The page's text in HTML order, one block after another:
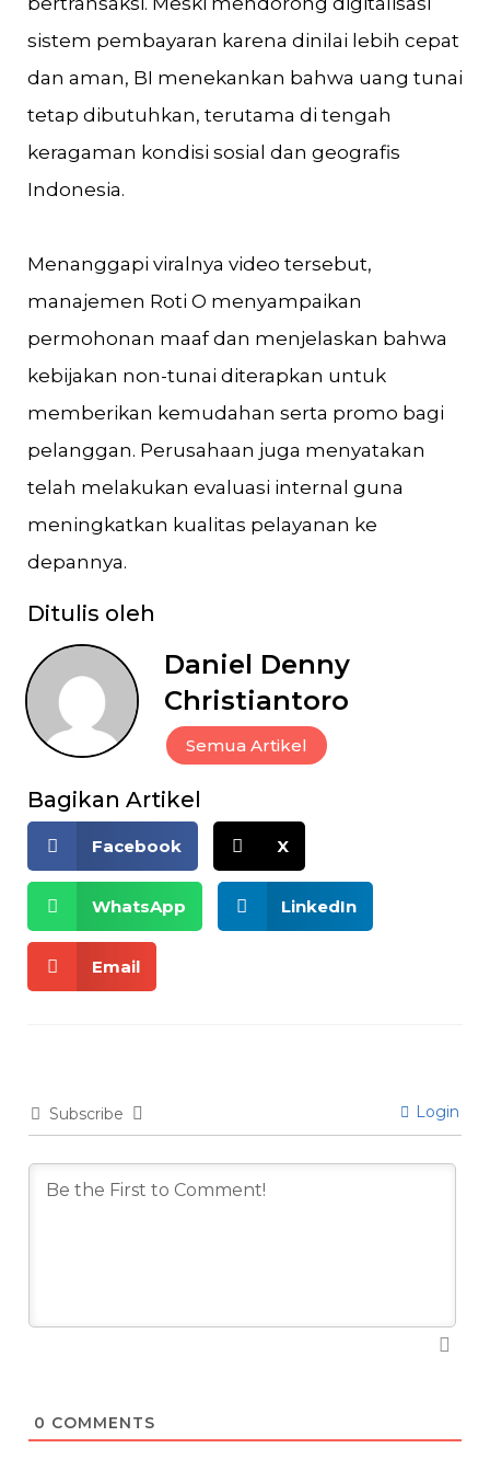
sistem pembayaran karena dinilai lebih cepat
dan aman, BI menekankan bahwa uang tunai
tetap dibutuhkan, terutama di tengah
keragaman kondisi sosial dan geografis
Indonesia.
Menanggapi viralnya video tersebut,
manajemen Roti O menyampaikan
permohonan maaf dan menjelaskan bahwa
kebijakan non-tunai diterapkan untuk
memberikan kemudahan serta promo bagi
pelanggan. Perusahaan juga menyatakan
telah melakukan evaluasi internal guna
meningkatkan kualitas pelayanan ke
depannya.
Ditulis oleh
Daniel Denny
Christiantoro
Semua Artikel
Bagikan Artikel
Facebook X
WhatsApp LinkedIn
Email
Subscribe Login
0 COMMENTS